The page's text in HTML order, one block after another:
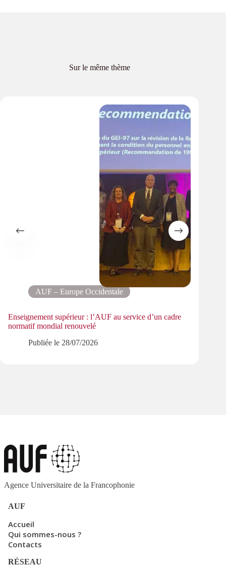
Sur le même thème
AUF – Europe Occidentale
Enseignement supérieur : l’AUF au service d’un cadre
normatif mondial renouvelé
Publiée le 28/07/2026
Agence Universitaire de la Francophonie
AUF
Accueil
Qui sommes-nous ?
Contacts
RÉSEAU